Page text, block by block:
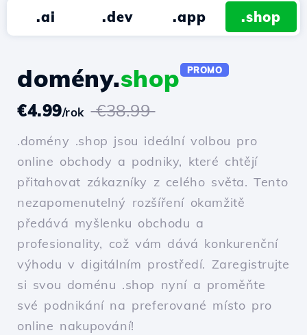
.ai .dev .app .shop
domény.shop PROMO
€4.99/rok €38.99
.domény .shop jsou ideální volbou pro
online obchody a podniky, které chtějí
přitahovat zákazníky z celého světa. Tento
nezapomenutelný rozšíření okamžitě
předává myšlenku obchodu a
profesionality, což vám dává konkurenční
výhodu v digitálním prostředí. Zaregistrujte
si svou doménu .shop nyní a proměňte
své podnikání na preferované místo pro
online nakupování!